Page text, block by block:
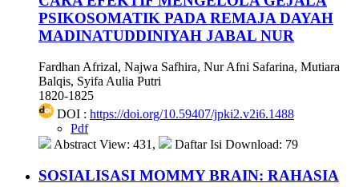
PSIKOSOMATIK PADA REMAJA DAYAH
MADINATUDDINIYAH JABAL NUR
Fardhan Afrizal, Najwa Safhira, Nur Afni Safarina, Mutiara
Balqis, Syifa Aulia Putri
1820-1825
DOI : https://doi.org/10.59407/jpki2.v2i6.1488
Pdf
Abstract View: 431,
Daftar Isi Download: 79
SOSIALISASI MOMMY BRAIN: RAHASIA